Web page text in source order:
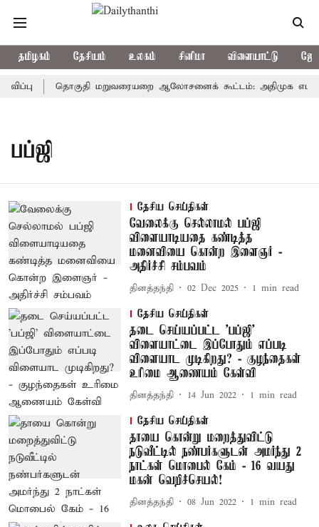
தமிழகம் தேசியம் உலகம் சினிமா விளையாட்டு
தொகுதி மறுவரையறை ஆலோசனைக் கூட்டம்: அதிமுக
பப்ஜி
தேசிய செய்திகள்
வேலைக்கு செல்லாமல் பப்ஜி
விளையாடியதை கண்டித்த
மனைவியை கொன்ற இளைஞர் -
அதிர்ச்சி சம்பவம்
தினத்தந்தி 02 Dec 2025 1 min read
தேசிய செய்திகள்
தடை செய்யப்பட்ட 'பப்ஜி'
விளையாட்டை இப்போதும் எப்படி
விளையாட முடிகிறது? - குழந்தைகள்
உரிமை ஆணையம் கேள்வி
தினத்தந்தி 14 Jun 2022 1 min read
தேசிய செய்திகள்
தாயை கொன்று மறைத்துவிட்டு
நடுவீட்டில் நண்பர்களுடன் அமர்ந்து 2
நாட்கள் மொபைல் கேம் - 16 வயது
மகன் வெறிச்செயல்!
தினத்தந்தி 08 Jun 2022 1 min read